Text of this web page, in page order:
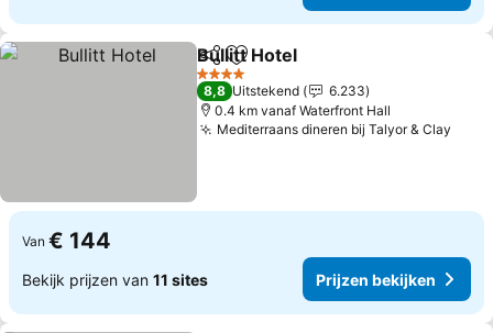
DelenToevoegen aan favorieten
Bullitt Hotel
4 Sterren
8,8 Uitstekend
6.233
0.4 km vanaf Waterfront Hall
Mediterraans dineren bij Talyor & Clay
Van € 144
Bekijk prijzen van 11 sites Prijzen bekijken